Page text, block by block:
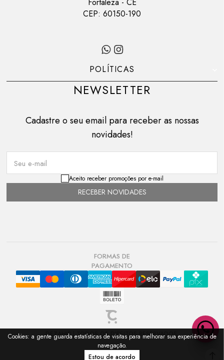
CEP: 60150-190
POLÍTICAS
NEWSLETTER
Cadastre o seu email para receber as nossas
novidades!
Seu e-mail
RECEBER NOVIDADES
Aceito receber promoções por e-mail
DEZAHIR | TODOS OS DIREITOS RESERVADOS.
FORMAS DE
PAGAMENTO
Cookies: a gente guarda estatísticas de visitas para melhorar sua experiência de
navegação.
Estou de acordo